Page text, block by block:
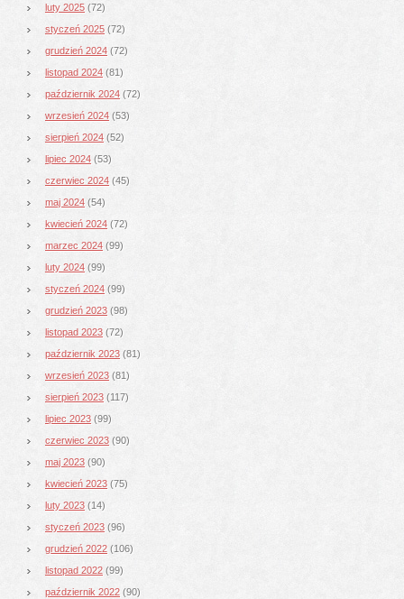
luty 2025 (72)
styczeń 2025 (72)
grudzień 2024 (72)
listopad 2024 (81)
październik 2024 (72)
wrzesień 2024 (53)
sierpień 2024 (52)
lipiec 2024 (53)
czerwiec 2024 (45)
maj 2024 (54)
kwiecień 2024 (72)
marzec 2024 (99)
luty 2024 (99)
styczeń 2024 (99)
grudzień 2023 (98)
listopad 2023 (72)
październik 2023 (81)
wrzesień 2023 (81)
sierpień 2023 (117)
lipiec 2023 (99)
czerwiec 2023 (90)
maj 2023 (90)
kwiecień 2023 (75)
luty 2023 (14)
styczeń 2023 (96)
grudzień 2022 (106)
listopad 2022 (99)
październik 2022 (90)